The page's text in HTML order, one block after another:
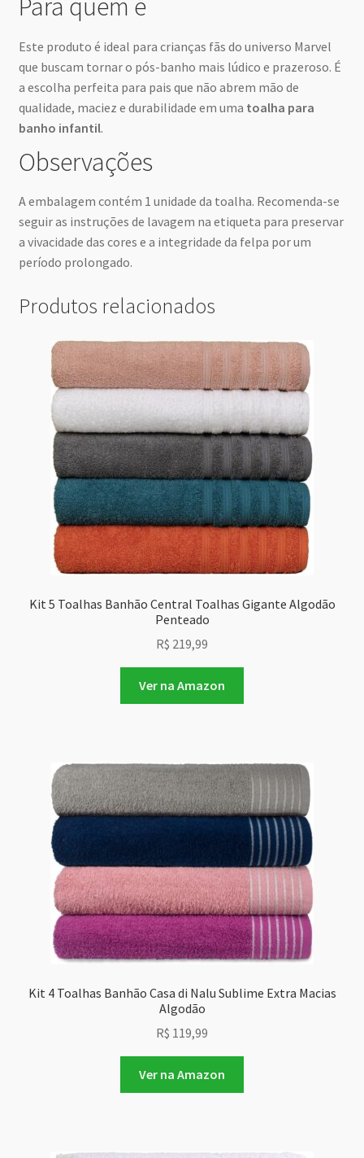
Para quem é
Este produto é ideal para crianças fãs do universo Marvel
que buscam tornar o pós-banho mais lúdico e prazeroso. É
a escolha perfeita para pais que não abrem mão de
qualidade, maciez e durabilidade em uma toalha para
banho infantil.
Observações
A embalagem contém 1 unidade da toalha. Recomenda-se
seguir as instruções de lavagem na etiqueta para preservar
a vivacidade das cores e a integridade da felpa por um
período prolongado.
Produtos relacionados
Kit 5 Toalhas Banhão Central Toalhas Gigante Algodão
Penteado
R$ 219,99
Ver na Amazon
Kit 4 Toalhas Banhão Casa di Nalu Sublime Extra Macias
Algodão
R$ 119,99
Ver na Amazon